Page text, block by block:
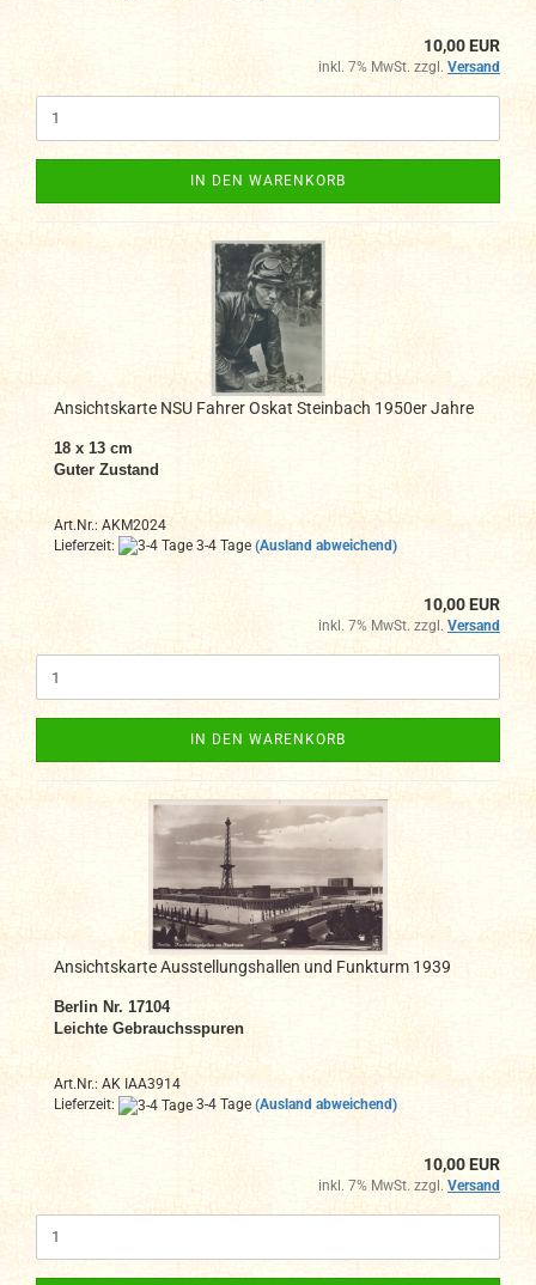
10,00 EUR
inkl. 7% MwSt. zzgl. Versand
IN DEN WARENKORB
Ansichtskarte NSU Fahrer Oskat Steinbach 1950er Jahre
18 x 13 cm
Guter Zustand
Art.Nr.: AKM2024
Lieferzeit:
3-4 Tage (Ausland abweichend)
10,00 EUR
inkl. 7% MwSt. zzgl. Versand
IN DEN WARENKORB
Ansichtskarte Ausstellungshallen und Funkturm 1939
Berlin Nr. 17104
Leichte Gebrauchsspuren
Art.Nr.: AK IAA3914
Lieferzeit:
3-4 Tage (Ausland abweichend)
10,00 EUR
inkl. 7% MwSt. zzgl. Versand